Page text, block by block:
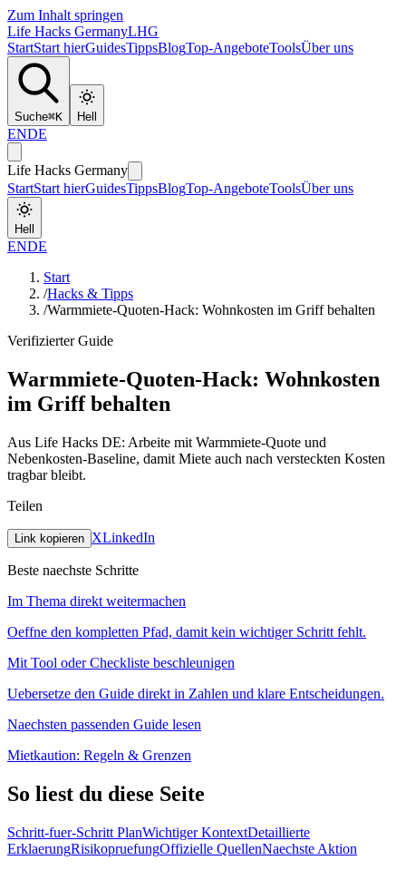
Zum Inhalt springen
Life Hacks GermanyLHG
StartStart hierGuidesTippsBlogTop-AngeboteToolsÜber uns
Suche⌘K Hell
ENDE
Life Hacks Germany
StartStart hierGuidesTippsBlogTop-AngeboteToolsÜber uns
Hell
ENDE
Start
/Hacks & Tipps
/Warmmiete-Quoten-Hack: Wohnkosten im Griff behalten
Verifizierter Guide
Warmmiete-Quoten-Hack: Wohnkosten
im Griff behalten
Aus Life Hacks DE: Arbeite mit Warmmiete-Quote und
Nebenkosten-Baseline, damit Miete auch nach versteckten Kosten
tragbar bleibt.
Teilen
Link kopieren XLinkedIn
Beste naechste Schritte
Im Thema direkt weitermachen
Oeffne den kompletten Pfad, damit kein wichtiger Schritt fehlt.
Mit Tool oder Checkliste beschleunigen
Uebersetze den Guide direkt in Zahlen und klare Entscheidungen.
Naechsten passenden Guide lesen
Mietkaution: Regeln & Grenzen
So liest du diese Seite
Schritt-fuer-Schritt PlanWichtiger KontextDetaillierte
ErklaerungRisikopruefungOffizielle QuellenNaechste Aktion